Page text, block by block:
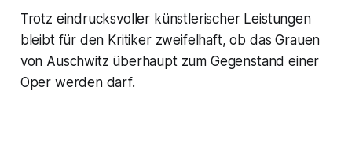
Trotz eindrucksvoller künstlerischer Leistungen
bleibt für den Kritiker zweifelhaft, ob das Grauen
von Auschwitz überhaupt zum Gegenstand einer
Oper werden darf.